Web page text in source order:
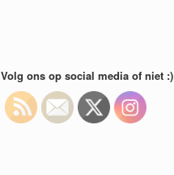
Volg ons op social media of niet :)